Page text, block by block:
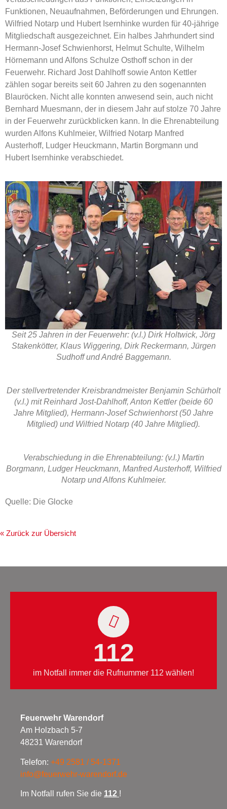
Funktionen, Neuaufnahmen, Beförderungen und Ehrungen.
Wilfried Notarp und Hubert Isernhinke wurden für 40-jährige
Mitgliedschaft ausgezeichnet. Ein halbes Jahrhundert sind
Hermann-Josef Schwienhorst, Helmut Schulte, Wilhelm
Hörnemann und Alfons Schulze Osthoff schon in der
Feuerwehr. Richard Jost Dahlhoff sowie Anton Kettler
zählen sogar bereits seit 60 Jahren zu den sogenannten
Blauröcken. Nicht alle konnten anwesend sein, auch nicht
Bernhard Muesmann, der in diesem Jahr auf stolze 70 Jahre
in der Feuerwehr zurückblicken kann. In die Ehrenabteilung
wurden Alfons Kuhlmeier, Wilfried Notarp Manfred
Austerhoff, Ludger Heuckmann, Martin Borgmann und
Hubert Isernhinke verabschiedet.
Seit 25 Jahren in der Feuerwehr: (v.l.) Dirk Holtwick, Jörg
Stakenkötter, Klaus Wiggering, Dirk Reckermann, Jürgen
Sudhoff und André Baggemann.
Der stellvertretender Kreisbrandmeister Benjamin Schürholt
(v.l.) mit Reinhard Jost-Dahlhoff, Anton Kettler (beide 60
Jahre Mitglied), Hermann-Josef Schwienhorst (50 Jahre
Mitglied) und Wilfried Notarp (40 Jahre Mitglied).
Verabschiedung in die Ehrenabteilung: (v.l.) Martin
Borgmann, Ludger Heuckmann, Manfred Austerhoff, Wilfried
Notarp und Alfons Kuhlmeier.
Quelle: Die Glocke
« Zurück zur Übersicht
112
im Notfall immer die Rufnummer 112 wählen!
Feuerwehr Warendorf
Am Holzbach 5-7
48231 Warendorf
Telefon: +49 2581 / 54-1371
info@feuerwehr-warendorf.de
Im Notfall rufen Sie die 112 !